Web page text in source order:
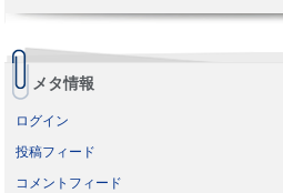
メタ情報
ログイン
投稿フィード
コメントフィード